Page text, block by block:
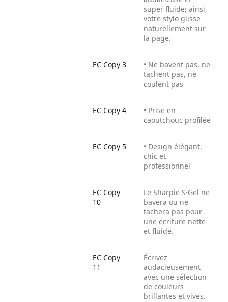
super fluide; ainsi,
votre stylo glisse
naturellement sur
la page.
EC Copy 3
• Ne bavent pas, ne
tachent pas, ne
coulent pas
EC Copy 4
• Prise en
caoutchouc profilée
EC Copy 5
• Design élégant,
chic et
professionnel
EC Copy
10
Le Sharpie S·Gel ne
bavera ou ne
tachera pas pour
une écriture nette
et fluide.
EC Copy
11
Écrivez
audacieusement
avec une sélection
de couleurs
brillantes et vives.